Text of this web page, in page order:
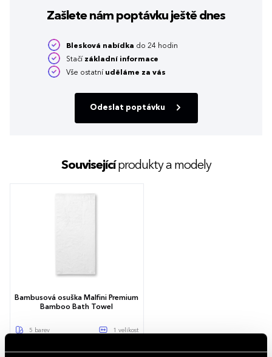
Zašlete nám poptávku ještě dnes
Blesková nabídka do 24 hodin
Stačí základní informace
Vše ostatní uděláme za vás
Odeslat poptávku
Souvisejícíprodukty a modely
Bambusová osuška Malfini Premium
Bamboo Bath Towel
5 barev 1 velikost
267,45 - 319,21 Kč